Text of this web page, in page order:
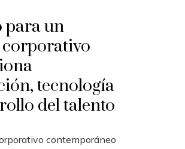
para un
tecnología
del talento
contemporáneo